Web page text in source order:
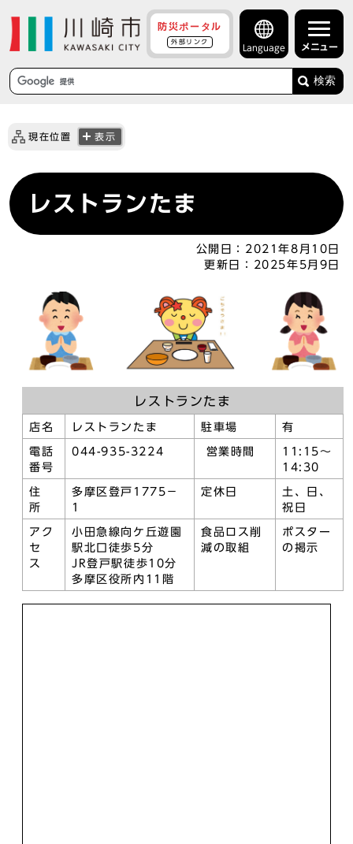
防災ポータル
外部リンク
Language メニュー
検索
現在位置 表示
レストランたま
公開日： 2021年8月10日
更新日：
2025年5月9日
レストランたま
店名 レストランたま 駐車場 有
電話
番号
044-935-3224 営業時間
11:15～
14:30
住
所
多摩区登戸1775－
1
定休日
土、日、
祝日
アク
セ
ス
小田急線向ケ丘遊園
駅北口徒歩5分
JR登戸駅徒歩10分
多摩区役所内11階
食品ロス削
減の取組
ポスター
の掲示